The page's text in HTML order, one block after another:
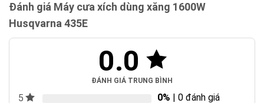
Đánh giá Máy cưa xích dùng xăng 1600W
Husqvarna 435E
0.0
ĐÁNH GIÁ TRUNG BÌNH
5 0% | 0 đánh giá